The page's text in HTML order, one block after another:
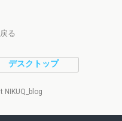
る
デスクトップ